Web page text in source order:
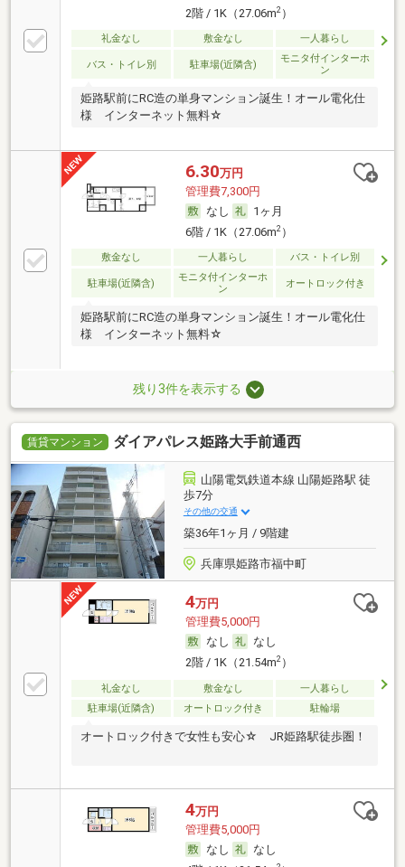
2階 / 1K（27.06m2）
礼金なし 敷金なし 一人暮らし
バス・トイレ別 駐車場(近隣含)
モニタ付インターホ
ン
姫路駅前にRC造の単身マンション誕生！オール電化仕
様 インターネット無料☆
6.30万円
管理費7,300円
なし
1ヶ月
6階 / 1K（27.06m2）
敷金なし 一人暮らし バス・トイレ別
駐車場(近隣含)
モニタ付インターホ
ン
オートロック付き
姫路駅前にRC造の単身マンション誕生！オール電化仕
様 インターネット無料☆
残り3件を表示する
賃貸マンション ダイアパレス姫路大手前通西
山陽電気鉄道本線 山陽姫路駅 徒
歩7分
その他の交通
築36年1ヶ月 / 9階建
兵庫県姫路市福中町
4万円
管理費5,000円
なし
なし
2階 / 1K（21.54m2）
礼金なし 敷金なし
一人暮らし
駐車場(近隣含)
オートロック付き 駐輪場
オートロック付きで女性も安心☆ JR姫路駅徒歩圏！
4万円
管理費5,000円
なし
なし